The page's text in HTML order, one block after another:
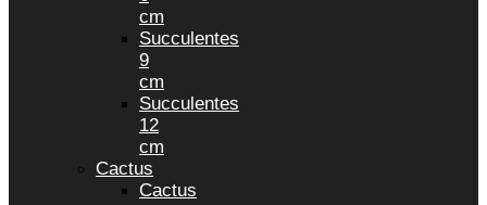
cm
Succulentes
9
cm
Succulentes
12
cm
Cactus
Cactus